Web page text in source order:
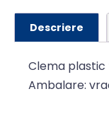
Descriere
Clema plastic
Ambalare: